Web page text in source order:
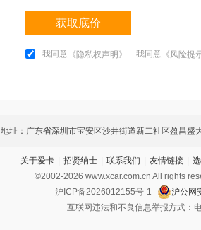
获取底价
我同意 《隐私权声明》 我同意 《风险提
地址：广东省深圳市宝安区沙井街道新二社区盈昌盛
奇瑞汽车关于爱卡 | 招贤纳士 | 联系我们 | 友情链接 |
©2002-2026 www.xcar.com.cn All rights
沪ICP备2026012155号-1
沪公网
互联网违法和不良信息举报方式：